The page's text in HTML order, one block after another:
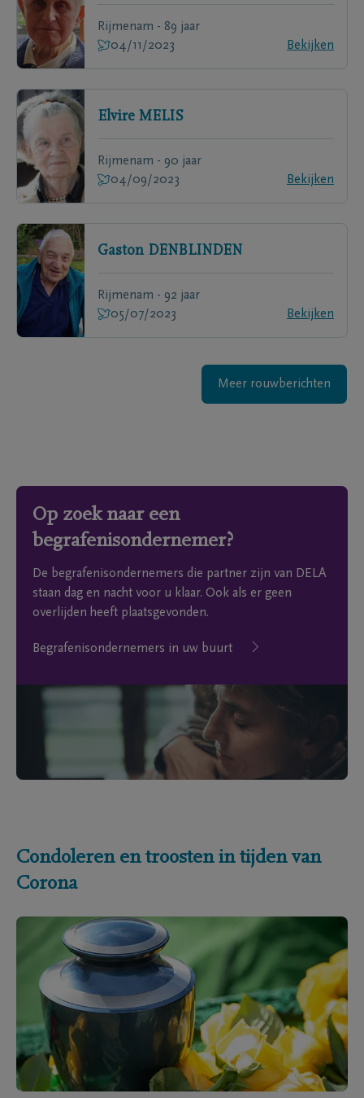
Rijmenam - 89 jaar
04/11/2023
Bekijken
Elvire MELIS
Rijmenam - 90 jaar
04/09/2023
Bekijken
Gaston DENBLINDEN
Rijmenam - 92 jaar
05/07/2023
Bekijken
Meer rouwberichten
Op zoek naar een
begrafenisondernemer?
De begrafenisondernemers die partner zijn van DELA
staan dag en nacht voor u klaar. Ook als er geen
overlijden heeft plaatsgevonden.
Begrafenisondernemers in uw buurt
Condoleren en troosten in tijden van
Corona